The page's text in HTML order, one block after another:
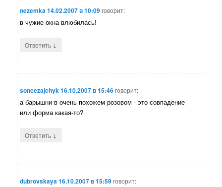
nezemka14.02.2007 в 10:09говорит:
в чужие окна влюбилась!
Ответить ↓
soncezajchyk16.10.2007 в 15:46говорит:
а барышни в очень похожем розовом - это совпадение
или форма какая-то?
Ответить ↓
dubrovskaya16.10.2007 в 15:59говорит: